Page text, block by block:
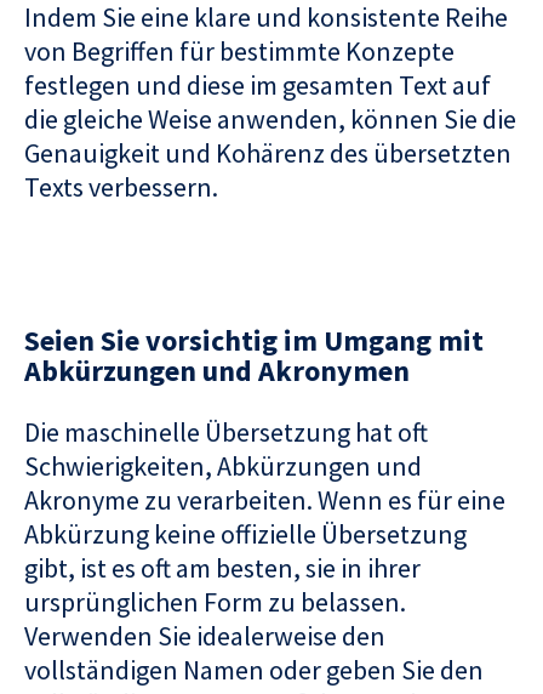
Indem Sie eine klare und konsistente Reihe
von Begriffen für bestimmte Konzepte
festlegen und diese im gesamten Text auf
die gleiche Weise anwenden, können Sie die
Genauigkeit und Kohärenz des übersetzten
Texts verbessern.
Seien Sie vorsichtig im Umgang mit
Abkürzungen und Akronymen
Die maschinelle Übersetzung hat oft
Schwierigkeiten, Abkürzungen und
Akronyme zu verarbeiten. Wenn es für eine
Abkürzung keine offizielle Übersetzung
gibt, ist es oft am besten, sie in ihrer
ursprünglichen Form zu belassen.
Verwenden Sie idealerweise den
vollständigen Namen oder geben Sie den